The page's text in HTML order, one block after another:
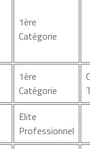
1ère
Catégorie
1ère
Catégorie
Elite
Professionnel